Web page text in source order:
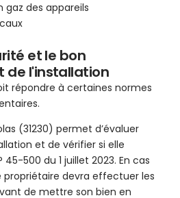
des appareils
et le bon
de l'installation
répondre à certaines normes
(31230) permet d’évaluer
et de vérifier si elle
500 du 1 juillet 2023. En cas
devra effectuer les
de mettre son bien en